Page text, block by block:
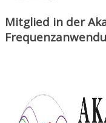
Mitglied in der